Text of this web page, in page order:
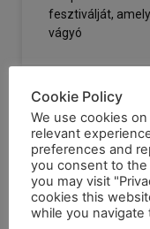
fesztiválját,
vágyó
Cookie Policy
We use cookies
relevant
preferences and
you consent to the
you may visit
cookies this
while you